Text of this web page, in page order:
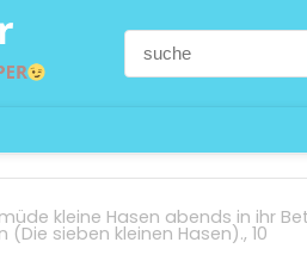
kleine Hasen abends in ihr
sieben kleinen Hasen)., 10